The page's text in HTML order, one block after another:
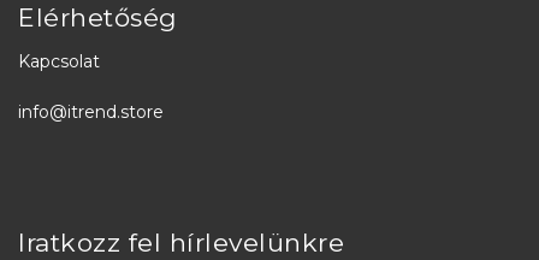
Elérhetőség
Kapcsolat
info@itrend.store
Iratkozz fel hírlevelünkre